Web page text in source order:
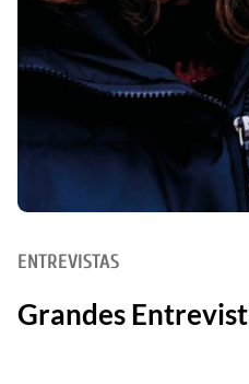
ENTREVISTAS
Grandes